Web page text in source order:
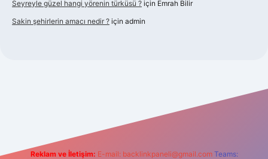
Seyreyle güzel hangi yörenin türküsü ? için Emrah Bilir
Sakin şehirlerin amacı nedir ? için admin
Reklam ve İletişim: E-mail: backlinkpaneli@gmail.com Teams: